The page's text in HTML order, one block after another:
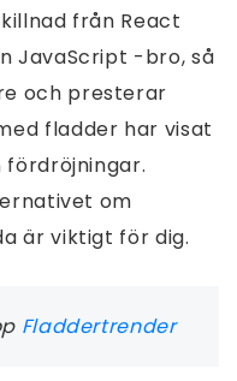
från React
JavaScript -bro, så
och presterar
fladder har visat
om
är viktigt för dig.
Fladdertrender